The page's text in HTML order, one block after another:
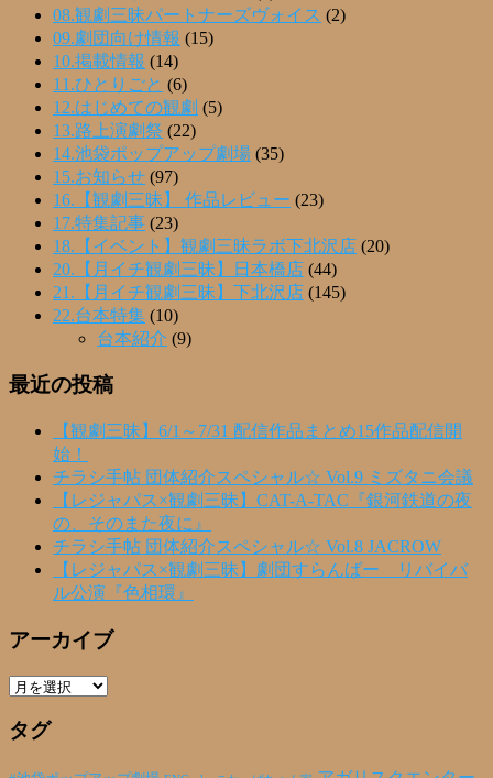
08.観劇三昧パートナーズヴォイス (2)
09.劇団向け情報 (15)
10.掲載情報 (14)
11.ひとりごと (6)
12.はじめての観劇 (5)
13.路上演劇祭 (22)
14.池袋ポップアップ劇場 (35)
15.お知らせ (97)
16.【観劇三昧】 作品レビュー (23)
17.特集記事 (23)
18.【イベント】観劇三昧ラボ下北沢店 (20)
20.【月イチ観劇三昧】日本橋店 (44)
21.【月イチ観劇三昧】下北沢店 (145)
22.台本特集 (10)
台本紹介 (9)
最近の投稿
【観劇三昧】6/1～7/31 配信作品まとめ15作品配信開
始！
チラシ手帖 団体紹介スペシャル☆ Vol.9 ミズタニ会議
【レジャパス×観劇三昧】CAT-A-TAC『銀河鉄道の夜
の、そのまた夜に』
チラシ手帖 団体紹介スペシャル☆ Vol.8 JACROW
【レジャパス×観劇三昧】劇団すらんばー リバイバ
ル公演『色相環』
アーカイブ
ア
カ
タグ